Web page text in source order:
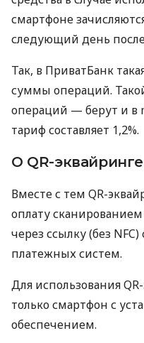
смартфоне
следующий день
Так, в ПриватБанк
суммы операций.
операций — берут и в
тариф составляет 1,2%.
О QR-эквайринге
Вместе с тем QR-
оплату
через ссылку (без
платежных систем.
Для использования
только смартфон с
обеспечением.